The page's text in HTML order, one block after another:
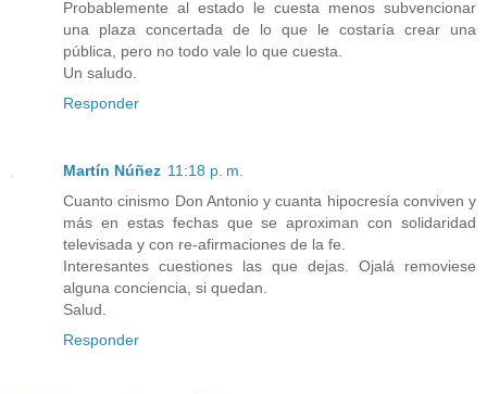
Probablemente al estado le cuesta menos subvencionar
una plaza concertada de lo que le costaría crear una
pública, pero no todo vale lo que cuesta.
Un saludo.
Responder
Martín Núñez 11:18 p. m.
Cuanto cinismo Don Antonio y cuanta hipocresía conviven y
más en estas fechas que se aproximan con solidaridad
televisada y con re-afirmaciones de la fe.
Interesantes cuestiones las que dejas. Ojalá removiese
alguna conciencia, si quedan.
Salud.
Responder